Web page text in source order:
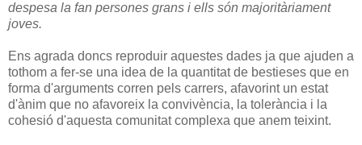
despesa la fan persones grans i ells són majoritàriament
joves.
Ens agrada doncs reproduir aquestes dades ja que ajuden a
tothom a fer-se una idea de la quantitat de bestieses que en
forma d'arguments corren pels carrers, afavorint un estat
d'ànim que no afavoreix la convivència, la tolerància i la
cohesió d'aquesta comunitat complexa que anem teixint.